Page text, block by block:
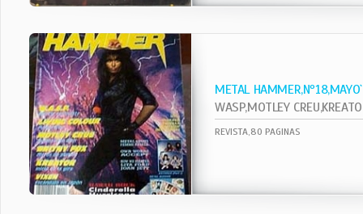
METAL
WASP,MOTLEY
REVISTA,80 PAGINAS